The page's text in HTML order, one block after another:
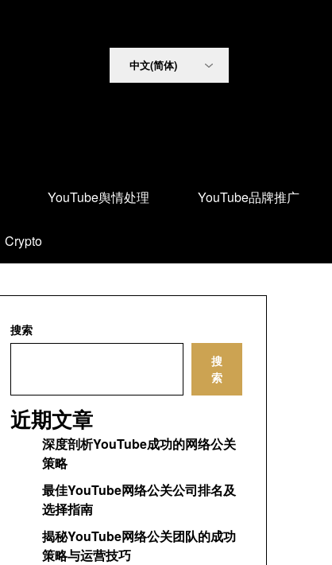
YouTube舆情处理 YouTube品牌推广
Crypto
搜索
搜
索
近期文章
深度剖析YouTube成功的网络公关
策略
最佳YouTube网络公关公司排名及
选择指南
揭秘YouTube网络公关团队的成功
策略与运营技巧